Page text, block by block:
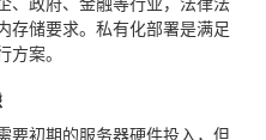
存储要求。私有化部署是满足
案。
要初期的服务器硬件投入，但